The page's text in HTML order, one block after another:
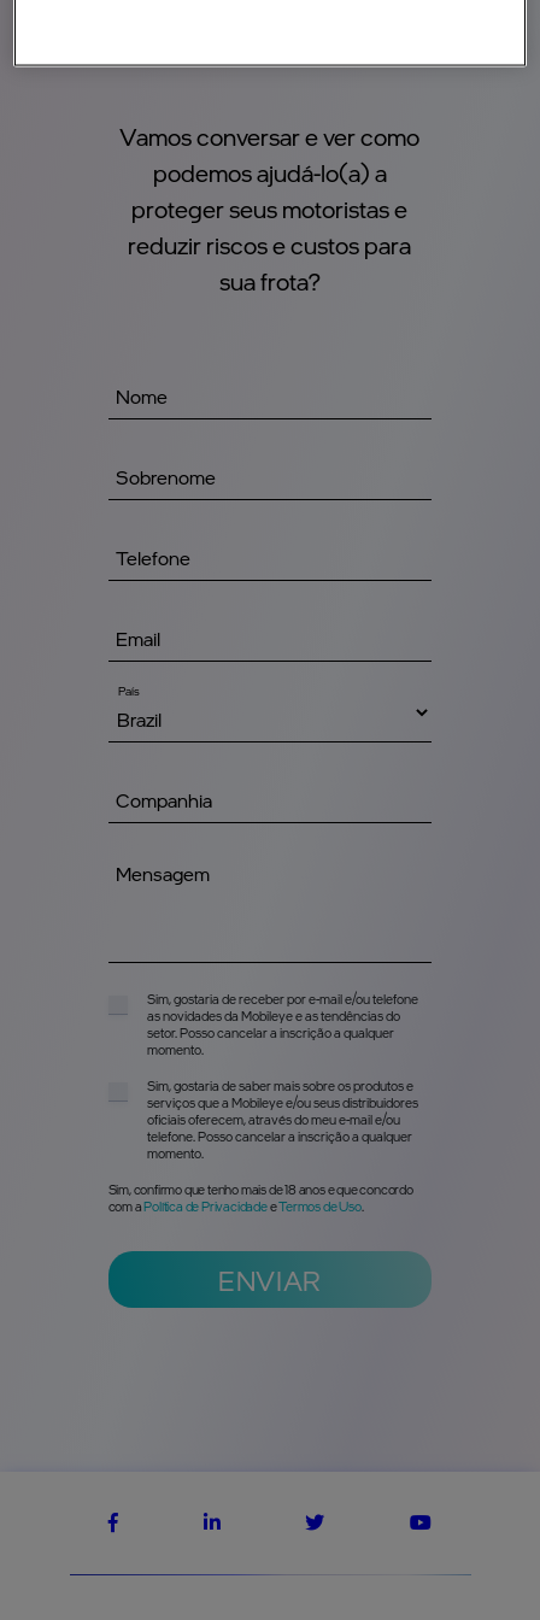
Vamos conversar e ver como
podemos ajudá-lo(a) a
proteger seus motoristas e
reduzir riscos e custos para
sua frota?
País
Sim, gostaria de receber por e-mail e/ou telefone
as novidades da Mobileye e as tendências do
setor. Posso cancelar a inscrição a qualquer
momento.
Sim, gostaria de saber mais sobre os produtos e
serviços que a Mobileye e/ou seus distribuidores
oficiais oferecem, através do meu e-mail e/ou
telefone. Posso cancelar a inscrição a qualquer
momento.
Sim, confirmo que tenho mais de 18 anos e que concordo
com aPolítica de PrivacidadeeTermos de Uso.
ENVIAR